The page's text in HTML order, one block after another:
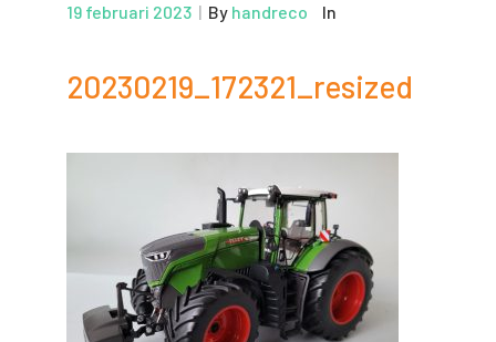
19 februari 2023 | By handreco In
20230219_172321_resized